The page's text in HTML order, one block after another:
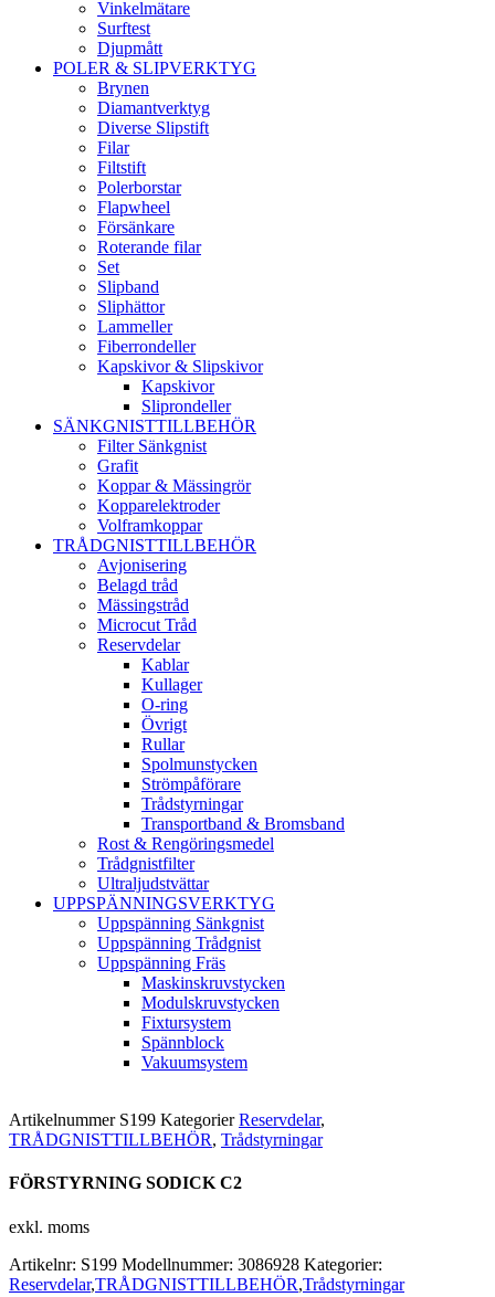
Vinkelmätare
Surftest
Djupmått
POLER & SLIPVERKTYG
Brynen
Diamantverktyg
Diverse Slipstift
Filar
Filtstift
Polerborstar
Flapwheel
Försänkare
Roterande filar
Set
Slipband
Sliphättor
Lammeller
Fiberrondeller
Kapskivor & Slipskivor
Kapskivor
Sliprondeller
SÄNKGNISTTILLBEHÖR
Filter Sänkgnist
Grafit
Koppar & Mässingrör
Kopparelektroder
Volframkoppar
TRÅDGNISTTILLBEHÖR
Avjonisering
Belagd tråd
Mässingstråd
Microcut Tråd
Reservdelar
Kablar
Kullager
O-ring
Övrigt
Rullar
Spolmunstycken
Strömpåförare
Trådstyrningar
Transportband & Bromsband
Rost & Rengöringsmedel
Trådgnistfilter
Ultraljudstvättar
UPPSPÄNNINGSVERKTYG
Uppspänning Sänkgnist
Uppspänning Trådgnist
Uppspänning Fräs
Maskinskruvstycken
Modulskruvstycken
Fixtursystem
Spännblock
Vakuumsystem
Artikelnummer S199 Kategorier Reservdelar,
TRÅDGNISTTILLBEHÖR, Trådstyrningar
FÖRSTYRNING SODICK C2
exkl. moms
Artikelnr: S199 Modellnummer: 3086928 Kategorier:
Reservdelar,TRÅDGNISTTILLBEHÖR,Trådstyrningar